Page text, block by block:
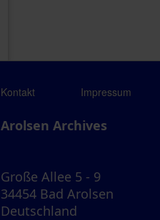
Kontakt Impressum
Arolsen Archives
Große Allee 5 - 9
34454 Bad Arolsen
Deutschland